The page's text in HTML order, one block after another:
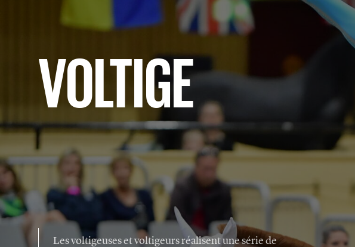
À Propos
SPORT DE HAUT NIVEAU
Sécurité Dans Le Sport
Trouver Un(e) Entraîneur(e)
COMITÉ DE VOLTIGE De
CANADA ÉQUESTRE
VOLTIGE
Les voltigeuses et voltigeurs réalisent une série de